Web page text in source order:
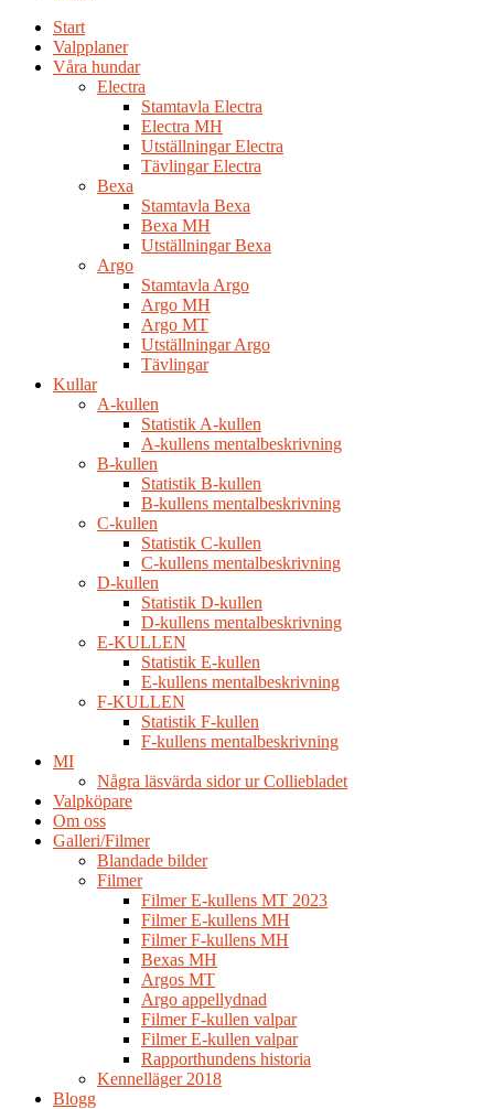
Start
Valpplaner
Våra hundar
Electra
Stamtavla Electra
Electra MH
Utställningar Electra
Tävlingar Electra
Bexa
Stamtavla Bexa
Bexa MH
Utställningar Bexa
Argo
Stamtavla Argo
Argo MH
Argo MT
Utställningar Argo
Tävlingar
Kullar
A-kullen
Statistik A-kullen
A-kullens mentalbeskrivning
B-kullen
Statistik B-kullen
B-kullens mentalbeskrivning
C-kullen
Statistik C-kullen
C-kullens mentalbeskrivning
D-kullen
Statistik D-kullen
D-kullens mentalbeskrivning
E-KULLEN
Statistik E-kullen
E-kullens mentalbeskrivning
F-KULLEN
Statistik F-kullen
F-kullens mentalbeskrivning
MI
Några läsvärda sidor ur Colliebladet
Valpköpare
Om oss
Galleri/Filmer
Blandade bilder
Filmer
Filmer E-kullens MT 2023
Filmer E-kullens MH
Filmer F-kullens MH
Bexas MH
Argos MT
Argo appellydnad
Filmer F-kullen valpar
Filmer E-kullen valpar
Rapporthundens historia
Kennelläger 2018
Blogg